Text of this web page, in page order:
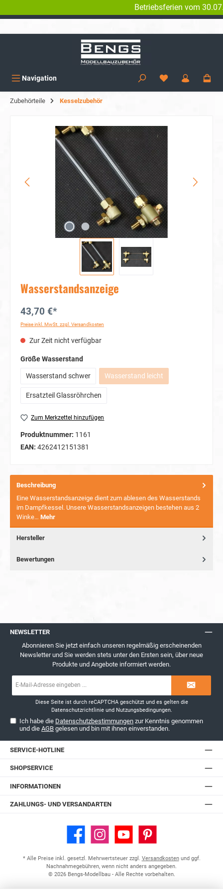
KOSTENLOSER VERSAND AB 150€Betriebsferien vom
Navigation
Zubehörteile Kesselzubehör
Bildergalerie überspringen
Wasserstandsanzeige
43,70 €*
Preise inkl. MwSt. zzgl. Versandkosten
Zur Zeit nicht verfügbar
Größe Wasserstand
Wasserstand schwer Wasserstand leicht(Diese Option ist zurzeit nicht
Ersatzteil Glassröhrchen
Zum Merkzettel hinzufügen
Produktnummer: 1161
EAN: 4262412151381
Beschreibung
Eine Wasserstandsanzeige dient zum ablesen des Wasserstands
im Dampfkessel. Unsere Wasserstandsanzeigen bestehen aus 2
Winke… Mehr
Hersteller
Bewertungen
NEWSLETTER
Abonnieren Sie jetzt einfach unseren regelmäßig erscheinenden
Newsletter und Sie werden stets unter den Ersten sein, über neue
Produkte und Angebote informiert werden.
Diese Seite ist durch reCAPTCHA geschützt und es gelten die
Datenschutzrichtlinieund Nutzungsbedingungen.
Ich habe die Datenschutzbestimmungen zur Kenntnis genommen
und dieAGB gelesen und bin mit ihnen einverstanden.
SERVICE-HOTLINE
SHOPSERVICE
INFORMATIONEN
ZAHLUNGS- UND VERSANDARTEN
Facebook Instagram YouTube Pinterest
* Alle Preise inkl. gesetzl. Mehrwertsteuer zzgl. Versandkostenund ggf.
Nachnahmegebühren, wenn nicht anders angegeben.
© 2026 Bengs-Modellbau - Alle Rechte vorbehalten.